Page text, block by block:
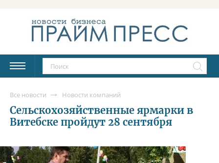
Все новости Новости компаний
Сельскохозяйственные ярмарки в
Витебске пройдут 28 сентября